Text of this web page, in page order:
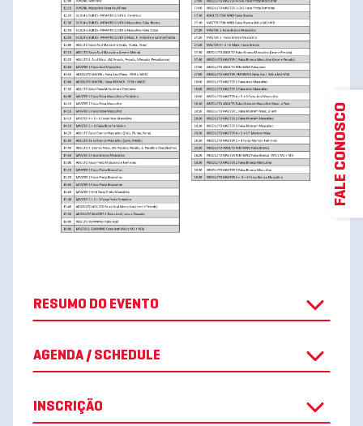
RESUMO DO EVENTO
AGENDA / SCHEDULE
INSCRIÇÃO
FALE CONOSCO